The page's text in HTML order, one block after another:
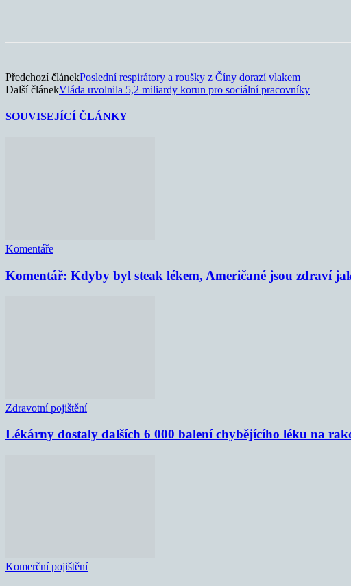
Předchozí článekPoslední respirátory a roušky z Číny dorazí vlakem
Další článekVláda uvolnila 5,2 miliardy korun pro sociální pracovníky
SOUVISEJÍCÍ ČLÁNKY
Komentáře
Komentář: Kdyby byl steak lékem, Američané jsou zdraví
Zdravotní pojištění
Lékárny dostaly dalších 6 000 balení chybějícího léku na
Komerční pojištění